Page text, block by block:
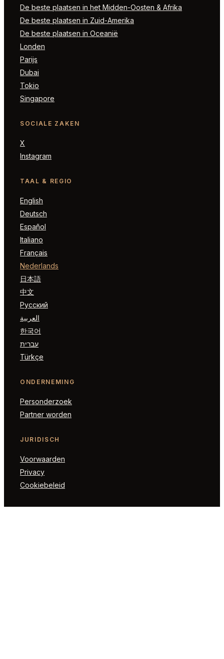
De beste plaatsen in het Midden-Oosten & Afrika
De beste plaatsen in Zuid-Amerika
De beste plaatsen in Oceanië
Londen
Parijs
Dubai
Tokio
Singapore
SOCIALE ZAKEN
X
Instagram
TAAL & REGIO
English
Deutsch
Español
Italiano
Français
Nederlands
日本語
中文
Русский
العربية
한국어
עברית
Türkçe
ONDERNEMING
Personderzoek
Partner worden
JURIDISCH
Voorwaarden
Privacy
Cookiebeleid